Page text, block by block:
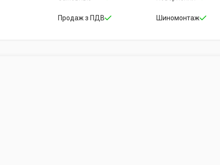
Продаж з ПДВ Шиномонтаж